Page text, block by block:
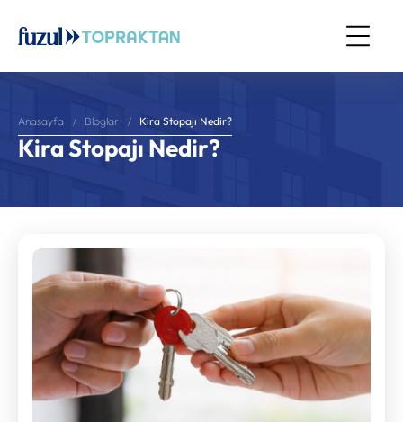
Anasayfa Bloglar Kira Stopajı Nedir?
Kira Stopajı Nedir?